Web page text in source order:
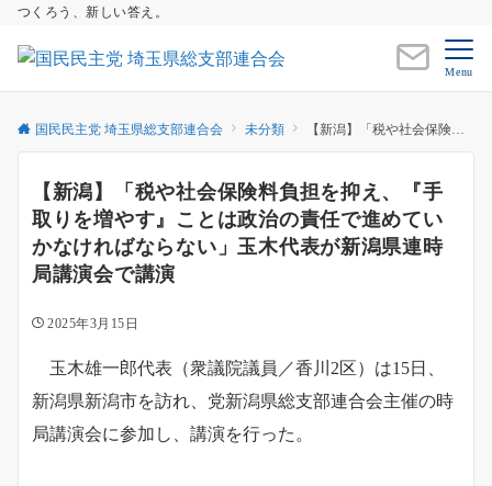
つくろう、新しい答え。
Menu
国民民主党 埼玉県総支部連合会 未分類 【新潟】「税や社会保険料負担を抑え、『手取りを増やす』ことは政治の責任で進めていかなければならない」玉木代表が新潟県連時局講演会で講演
【新潟】「税や社会保険料負担を抑え、『手
取りを増やす』ことは政治の責任で進めてい
かなければならない」玉木代表が新潟県連時
局講演会で講演
2025年3月15日
玉木雄一郎代表（衆議院議員／香川2区）は15日、
新潟県新潟市を訪れ、党新潟県総支部連合会主催の時
局講演会に参加し、講演を行った。